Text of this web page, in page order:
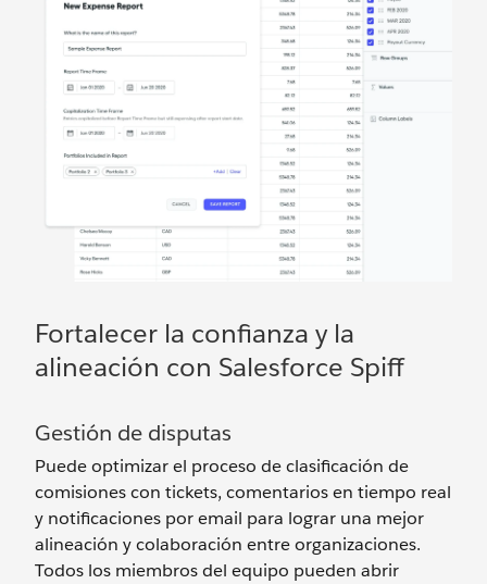
Fortalecer la confianza y la
alineación con Salesforce Spiff
Gestión de disputas
Puede optimizar el proceso de clasificación de
comisiones con tickets, comentarios en tiempo real
y notificaciones por email para lograr una mejor
alineación y colaboración entre organizaciones.
Todos los miembros del equipo pueden abrir